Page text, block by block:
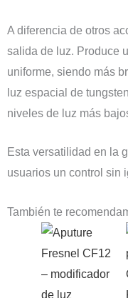
A diferencia de otros
salida de luz. Produce
uniforme, siendo más
luz espacial de
niveles de luz más
Esta versatilidad en la
usuarios un control sin
También te